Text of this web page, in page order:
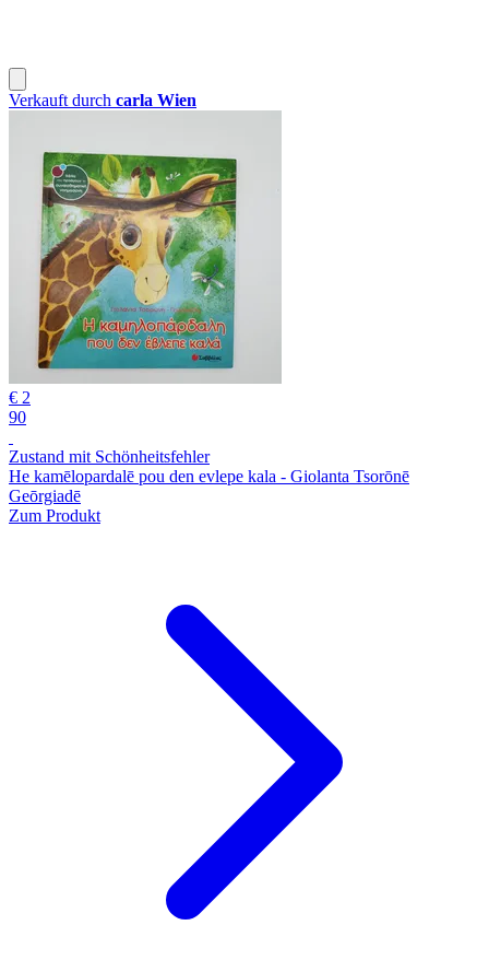
Verkauft durch carla Wien
€ 2
90
Zustand mit Schönheitsfehler
He kamēlopardalē pou den evlepe kala - Giolanta Tsorōnē
Geōrgiadē
Zum Produkt